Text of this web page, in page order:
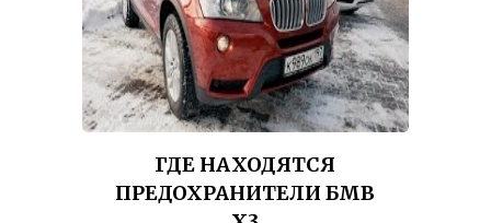
ГДЕ НАХОДЯТСЯ
ПРЕДОХРАНИТЕЛИ БМВ